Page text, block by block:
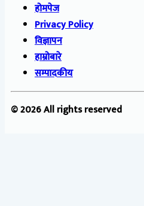
होमपेज
Privacy Policy
विज्ञापन
हाम्रोबारे
सम्पादकीय
© 2026 All rights reserved